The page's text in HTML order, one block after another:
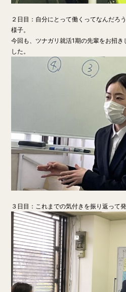
２日目：自分にとって働くってなんだろ
様子。
今回も、ツナガリ就活1期の先輩をお招
した。
３日目：これまでの気付きを振り返って